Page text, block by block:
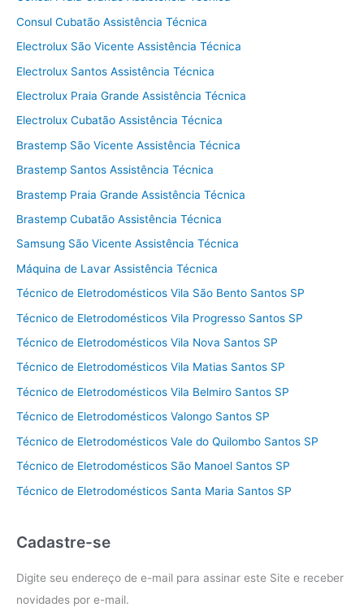
Consul Cubatão Assistência Técnica
Electrolux São Vicente Assistência Técnica
Electrolux Santos Assistência Técnica
Electrolux Praia Grande Assistência Técnica
Electrolux Cubatão Assistência Técnica
Brastemp São Vicente Assistência Técnica
Brastemp Santos Assistência Técnica
Brastemp Praia Grande Assistência Técnica
Brastemp Cubatão Assistência Técnica
Samsung São Vicente Assistência Técnica
Máquina de Lavar Assistência Técnica
Técnico de Eletrodomésticos Vila São Bento Santos SP
Técnico de Eletrodomésticos Vila Progresso Santos SP
Técnico de Eletrodomésticos Vila Nova Santos SP
Técnico de Eletrodomésticos Vila Matias Santos SP
Técnico de Eletrodomésticos Vila Belmiro Santos SP
Técnico de Eletrodomésticos Valongo Santos SP
Técnico de Eletrodomésticos Vale do Quilombo Santos SP
Técnico de Eletrodomésticos São Manoel Santos SP
Técnico de Eletrodomésticos Santa Maria Santos SP
Cadastre-se
Digite seu endereço de e-mail para assinar este Site e receber
novidades por e-mail.